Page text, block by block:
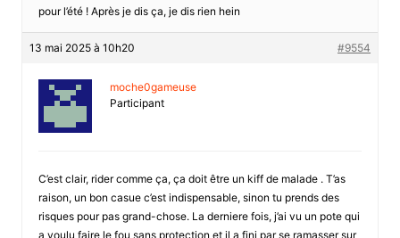
pour l’été ! Après je dis ça, je dis rien hein
13 mai 2025 à 10h20 #9554
moche0gameuse
Participant
C’est clair, rider comme ça, ça doit être un kiff de malade . T’as
raison, un bon casue c’est indispensable, sinon tu prends des
risques pour pas grand-chose. La derniere fois, j’ai vu un pote qui
a voulu faire le fou sans protection et il a fini par se ramasser sur